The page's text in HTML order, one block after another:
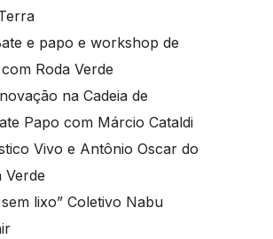
e papo e workshop de
Roda Verde
na Cadeia de
Papo com Márcio Cataldi
Vivo e Antônio Oscar do
Verde
lixo” Coletivo Nabu